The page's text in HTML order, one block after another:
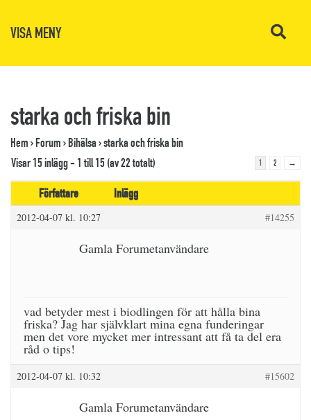
VISA MENY
starka och friska bin
Hem›Forum›Bihälsa›starka och friska bin
Visar 15 inlägg - 1 till 15 (av 22 totalt)
1 2 →
Författare Inlägg
2012-04-07 kl. 10:27 #14255
Gamla Forumetanvändare
vad betyder mest i biodlingen för att hålla bina
friska? Jag har självklart mina egna funderingar
men det vore mycket mer intressant att få ta del era
råd o tips!
2012-04-07 kl. 10:32 #15602
Gamla Forumetanvändare